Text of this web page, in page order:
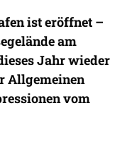
ist eröffnet –
am
Jahr wieder
Allgemeinen
vom